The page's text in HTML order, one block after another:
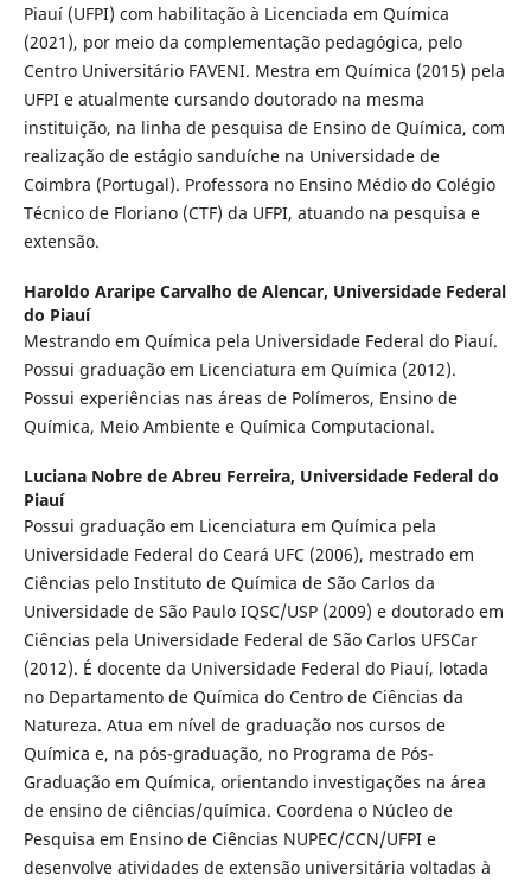
Piauí (UFPI) com habilitação à Licenciada em Química
(2021), por meio da complementação pedagógica, pelo
Centro Universitário FAVENI. Mestra em Química (2015) pela
UFPI e atualmente cursando doutorado na mesma
instituição, na linha de pesquisa de Ensino de Química, com
realização de estágio sanduíche na Universidade de
Coimbra (Portugal). Professora no Ensino Médio do Colégio
Técnico de Floriano (CTF) da UFPI, atuando na pesquisa e
extensão.
Haroldo Araripe Carvalho de Alencar, Universidade Federal
do Piauí
Mestrando em Química pela Universidade Federal do Piauí.
Possui graduação em Licenciatura em Química (2012).
Possui experiências nas áreas de Polímeros, Ensino de
Química, Meio Ambiente e Química Computacional.
Luciana Nobre de Abreu Ferreira, Universidade Federal do
Piauí
Possui graduação em Licenciatura em Química pela
Universidade Federal do Ceará UFC (2006), mestrado em
Ciências pelo Instituto de Química de São Carlos da
Universidade de São Paulo IQSC/USP (2009) e doutorado em
Ciências pela Universidade Federal de São Carlos UFSCar
(2012). É docente da Universidade Federal do Piauí, lotada
no Departamento de Química do Centro de Ciências da
Natureza. Atua em nível de graduação nos cursos de
Química e, na pós-graduação, no Programa de Pós-
Graduação em Química, orientando investigações na área
de ensino de ciências/química. Coordena o Núcleo de
Pesquisa em Ensino de Ciências NUPEC/CCN/UFPI e
desenvolve atividades de extensão universitária voltadas à